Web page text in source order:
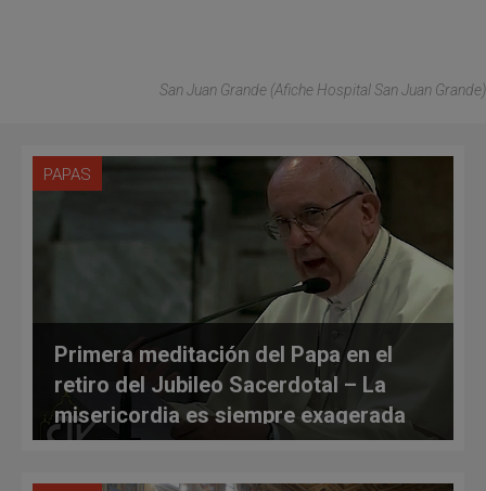
San Juan Grande (afiche Hospital San Juan Grande)
PAPAS
Primera meditación del Papa en el
retiro del Jubileo Sacerdotal – La
misericordia es siempre exagerada